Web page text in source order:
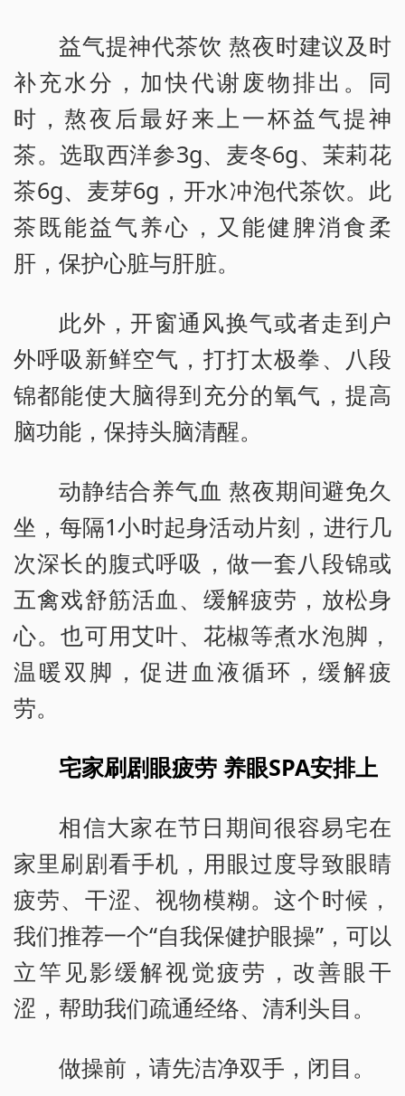
益气提神代茶饮 熬夜时建议及时
补充水分，加快代谢废物排出。同
时，熬夜后最好来上一杯益气提神
茶。选取西洋参3g、麦冬6g、茉莉花
茶6g、麦芽6g，开水冲泡代茶饮。此
茶既能益气养心，又能健脾消食柔
肝，保护心脏与肝脏。
此外，开窗通风换气或者走到户
外呼吸新鲜空气，打打太极拳、八段
锦都能使大脑得到充分的氧气，提高
脑功能，保持头脑清醒。
动静结合养气血 熬夜期间避免久
坐，每隔1小时起身活动片刻，进行几
次深长的腹式呼吸，做一套八段锦或
五禽戏舒筋活血、缓解疲劳，放松身
心。也可用艾叶、花椒等煮水泡脚，
温暖双脚，促进血液循环，缓解疲
劳。
宅家刷剧眼疲劳 养眼SPA安排上
相信大家在节日期间很容易宅在
家里刷剧看手机，用眼过度导致眼睛
疲劳、干涩、视物模糊。这个时候，
我们推荐一个“自我保健护眼操”，可以
立竿见影缓解视觉疲劳，改善眼干
涩，帮助我们疏通经络、清利头目。
做操前，请先洁净双手，闭目。